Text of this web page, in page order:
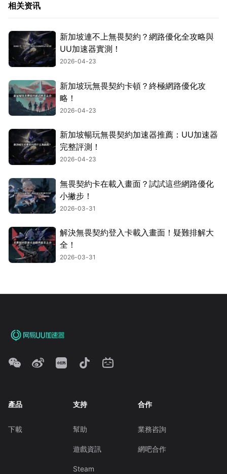
相关资讯
新加坡連不上無畏契約？網路優化全攻略與
UU加速器實測！
2026-04-23
新加坡玩無畏契約卡頓？終極網路優化攻
略！
2026-04-23
新加坡暢玩無畏契約加速器推薦：UU加速器
完整評測！
2026-04-23
無畏契約卡在載入畫面？試試這些網路優化
小撇步！
2026-03-31
解決無畏契約登入卡載入畫面！疑難排解大
全！
2026-03-31
產品
下載
支持
幫助
遊戲資訊
Steam
合作
業務咨詢
網吧合作